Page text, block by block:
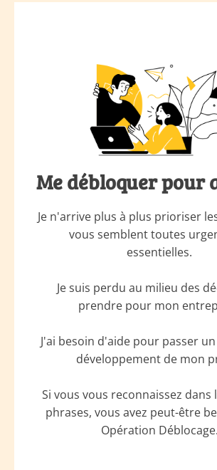
Me débloquer pour
Je n'arrive plus à plus prioriser
vous semblent toutes
essentielles.
Je suis perdu au milieu des
prendre pour mon
J'ai besoin d'aide pour passer
développement de mon
Si vous vous reconnaissez dans
phrases, vous avez peut-être
Opération Déblocage.